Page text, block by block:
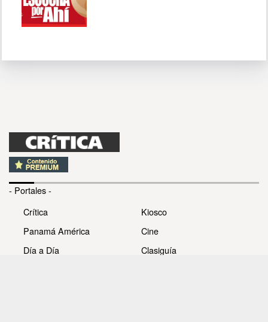
- Portales -
Crítica
Panamá América
Día a Día
Kiosco
Cine
Clasiguía